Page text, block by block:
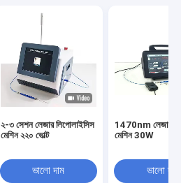
২-৩ সেশন লেজার লিপোলাইসিস
মেশিন ২২০ ভোল্ট
ভালো দাম
1470nm লেজার
মেশিন 30W
ভালো দাম